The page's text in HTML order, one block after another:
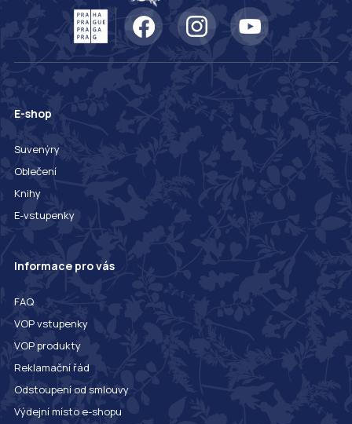
E-shop
Suvenýry
Oblečení
Knihy
E-vstupenky
Informace pro vás
FAQ
VOP vstupenky
VOP produkty
Reklamační řád
Odstoupení od smlouvy
Výdejní místo e-shopu